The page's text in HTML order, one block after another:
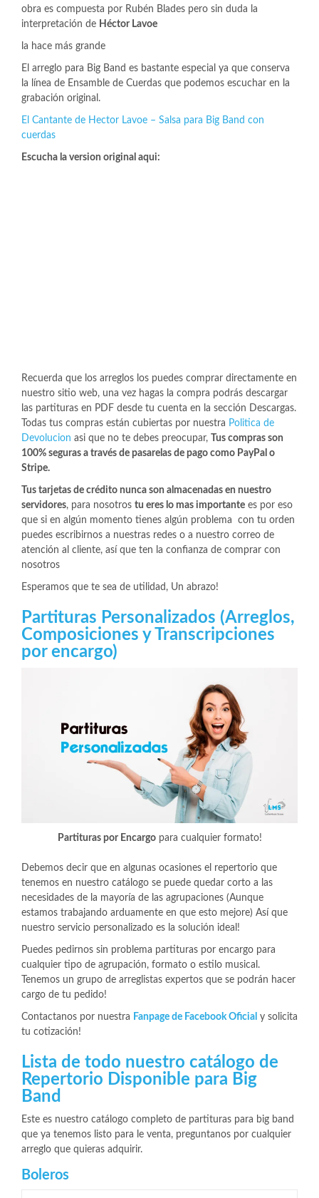
obra es compuesta por Rubén Blades pero sin duda la
interpretación de Héctor Lavoe
la hace más grande
El arreglo para Big Band es bastante especial ya que conserva
la línea de Ensamble de Cuerdas que podemos escuchar en la
grabación original.
El Cantante de Hector Lavoe – Salsa para Big Band con
cuerdas
Escucha la version original aqui:
Recuerda que los arreglos los puedes comprar directamente en
nuestro sitio web, una vez hagas la compra podrás descargar
las partituras en PDF desde tu cuenta en la sección Descargas.
Todas tus compras están cubiertas por nuestra Politica de
Devolucion asi que no te debes preocupar, Tus compras son
100% seguras a través de pasarelas de pago como PayPal o
Stripe.
Tus tarjetas de crédito nunca son almacenadas en nuestro
servidores, para nosotros tu eres lo mas importante es por eso
que si en algún momento tienes algún problema con tu orden
puedes escribirnos a nuestras redes o a nuestro correo de
atención al cliente, así que ten la confianza de comprar con
nosotros
Esperamos que te sea de utilidad, Un abrazo!
Partituras Personalizados (Arreglos,
Composiciones y Transcripciones
por encargo)
Partituras por Encargopara cualquier formato!
Debemos decir que en algunas ocasiones el repertorio que
tenemos en nuestro catálogo se puede quedar corto a las
necesidades de la mayoría de las agrupaciones (Aunque
estamos trabajando arduamente en que esto mejore) Así que
nuestro servicio personalizado es la solución ideal!
Puedes pedirnos sin problema partituras por encargo para
cualquier tipo de agrupación, formato o estilo musical.
Tenemos un grupo de arreglistas expertos que se podrán hacer
cargo de tu pedido!
Contactanos por nuestra Fanpage de Facebook Oficial y solicita
tu cotización!
Lista de todo nuestro catálogo de
Repertorio Disponible para Big
Band
Este es nuestro catálogo completo de partituras para big band
que ya tenemos listo para le venta, preguntanos por cualquier
arreglo que quieras adquirir.
Boleros